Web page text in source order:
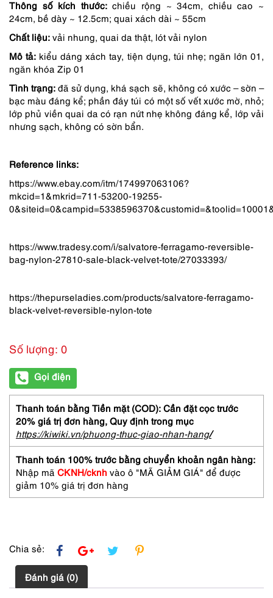
Thông số kích thước:chiều rộng ~ 34cm, chiều cao ~
24cm, bề dày ~ 12.5cm; quai xách dài ~ 55cm
Chất liệu: vải nhung, quai da thật, lót vải nylon
Mô tả: kiểu dáng xách tay, tiện dụng, túi nhẹ; ngăn lớn 01,
ngăn khóa Zip 01
Tình trạng: đã sử dụng, khá sạch sẽ, không có xước – sờn –
bạc màu đáng kể; phần đáy túi có một số vết xước mờ, nhỏ;
lớp phủ viền quai da có rạn nứt nhẹ không đáng kể, lớp vải
nhưng sạch, không có sờn bẩn.
Reference links:
https://www.ebay.com/itm/174997063106?
mkcid=1&mkrid=711-53200-19255-
https://www.tradesy.com/i/salvatore-ferragamo-reversible-
bag-nylon-27810-sale-black-velvet-tote/27033393/
https://thepurseladies.com/products/salvatore-ferragamo-
black-velvet-reversible-nylon-tote
Số lượng: 0
Gọi điện
Thanh toán bằng Tiền mặt (COD): Cần đặt cọc trước
20% giá trị đơn hàng, Quy định trong mục
https://kiwiki.vn/phuong-thuc-giao-nhan-hang/
Thanh toán 100% trước bằng chuyển khoản ngân hàng:
Nhập mã CKNH/cknh vào ô "MÃ GIẢM GIÁ" để được
giảm 10% giá trị đơn hàng
Chia sẻ:
Đánh giá (0)